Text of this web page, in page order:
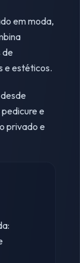
em moda,
de
e estéticos.
e
privado e